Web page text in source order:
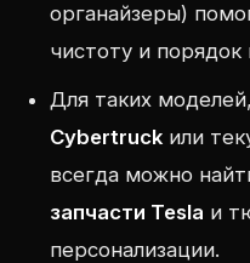
органайзеры)
чистоту и порядок
Для таких
Cybertruck или
всегда можно
запчасти Tesla и
персонализации.